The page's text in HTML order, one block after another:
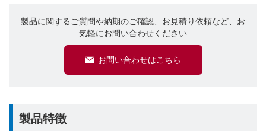
製品に関するご質問や納期のご確認、お見積り依頼など、お
気軽にお問い合わせください
お問い合わせはこちら
製品特徴